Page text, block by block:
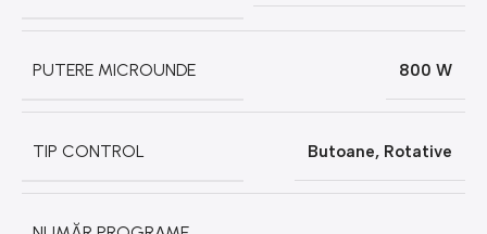
PUTERE MICROUNDE 800 W
TIP CONTROL Butoane, Rotative